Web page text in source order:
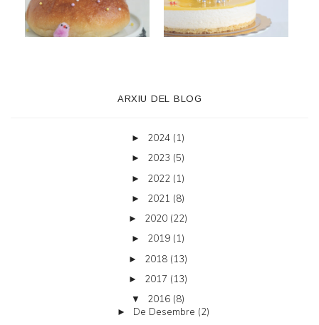
ARXIU DEL BLOG
► 2024 (1)
► 2023 (5)
► 2022 (1)
► 2021 (8)
► 2020 (22)
► 2019 (1)
► 2018 (13)
► 2017 (13)
▼ 2016 (8)
► De Desembre (2)